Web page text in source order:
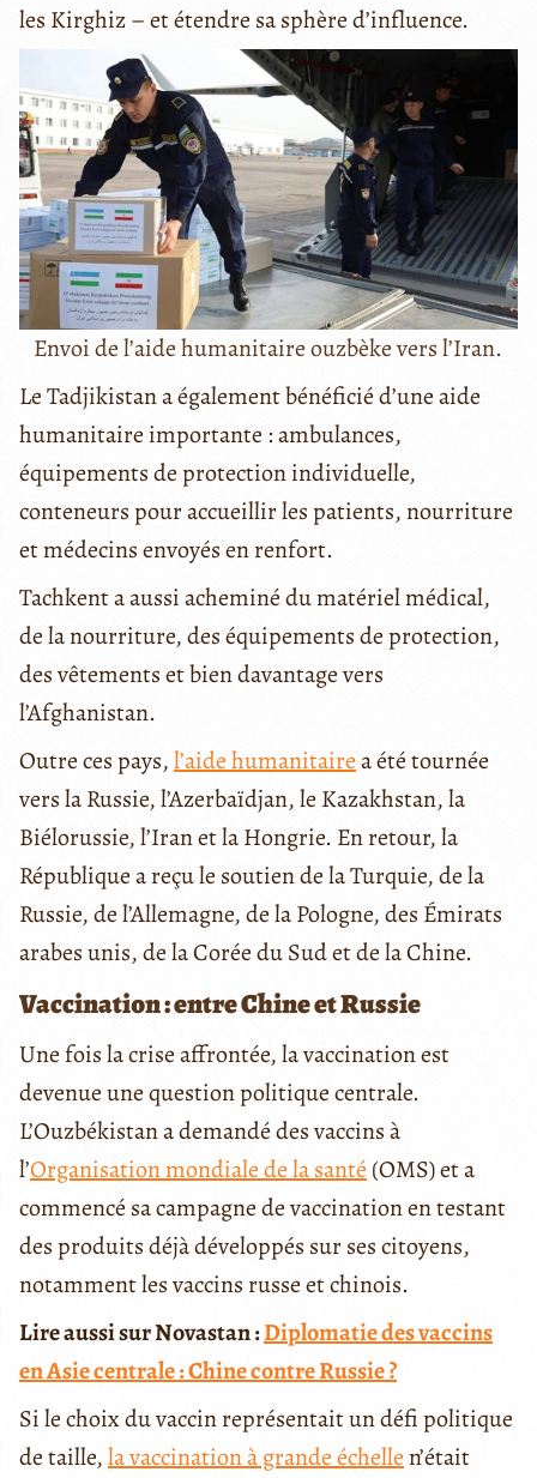
les Kirghiz – et étendre sa sphère d’influence.
Envoi de l’aide humanitaire ouzbèke vers l’Iran.
Le Tadjikistan a également bénéficié d’une aide
humanitaire importante : ambulances,
équipements de protection individuelle,
conteneurs pour accueillir les patients, nourriture
et médecins envoyés en renfort.
Tachkent a aussi acheminé du matériel médical,
de la nourriture, des équipements de protection,
des vêtements et bien davantage vers
l’Afghanistan.
Outre ces pays,l’aide humanitairea été tournée
vers la Russie, l’Azerbaïdjan, le Kazakhstan, la
Biélorussie, l’Iran et la Hongrie. En retour, la
République a reçu le soutien de la Turquie, de la
Russie, de l’Allemagne, de la Pologne, des Émirats
arabes unis, de la Corée du Sud et de la Chine.
Vaccination : entre Chine et Russie
Une fois la crise affrontée, la vaccination est
devenue une question politique centrale.
L’Ouzbékistan a demandé des vaccins à
l’Organisation mondiale de la santé (OMS) et a
commencé sa campagne de vaccination en testant
des produits déjà développés sur ses citoyens,
notamment les vaccins russe et chinois.
Lire aussi sur Novastan :Diplomatie des vaccins
en Asie centrale : Chine contre Russie ?
Si le choix du vaccin représentait un défi politique
de taille,la vaccination à grande échellen’était